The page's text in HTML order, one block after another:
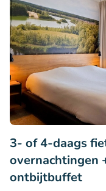
3- of 4-daags
overnachtingen
ontbijtbuffet